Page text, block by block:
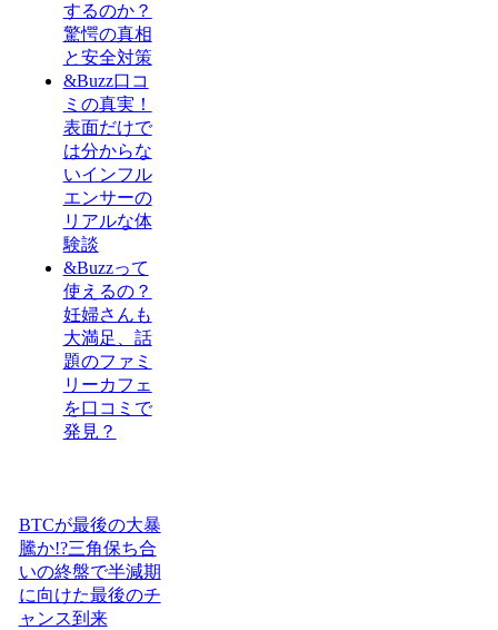
するのか？
驚愕の真相
と安全対策
&Buzz口コ
ミの真実！
表面だけで
は分からな
いインフル
エンサーの
リアルな体
験談
&Buzzって
使えるの？
妊婦さんも
大満足、話
題のファミ
リーカフェ
を口コミで
発見？
BTCが最後の大暴
騰か!?三角保ち合
いの終盤で半減期
に向けた最後のチ
ャンス到来